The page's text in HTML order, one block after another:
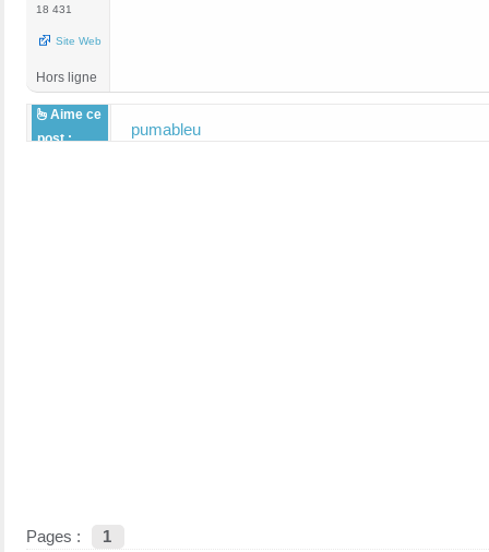
18 431
Site Web
Hors ligne
Aime ce
post :
pumableu
Pages :
1